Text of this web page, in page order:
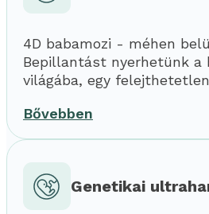
4D babamozi - méhen
Bepillantást nyerhetünk a
világába, egy
Bővebben
Genetikai